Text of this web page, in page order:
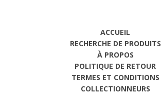
ACCUEIL
RECHERCHE DE PRODUITS
À PROPOS
POLITIQUE DE RETOUR
TERMES ET CONDITIONS
COLLECTIONNEURS